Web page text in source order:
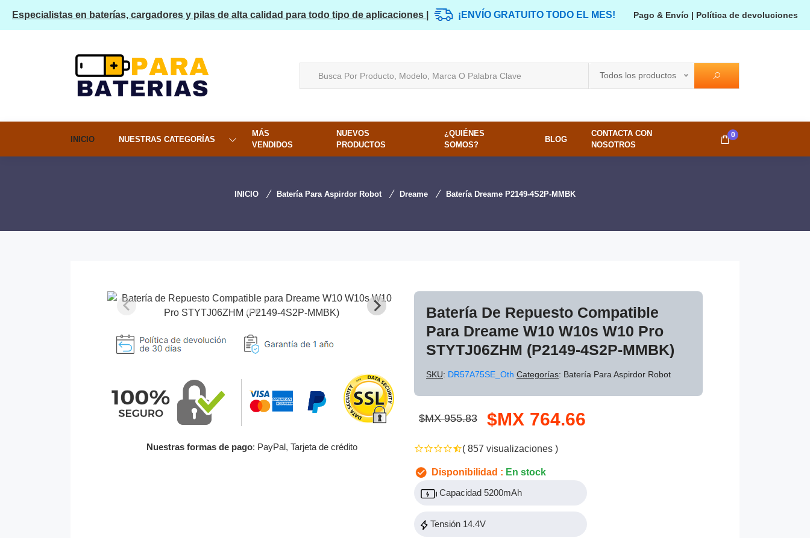
Especialistas en baterías, cargadores y pilas de alta calidad para todo tipo de aplicaciones | ¡ENVÍO GRATUITO TODO EL MES! Pago & Envío | Política de devoluciones
Todos los productos
INICIO NUESTRAS CATEGORÍAS
MÁS
VENDIDOS
NUEVOS
PRODUCTOS
¿QUIÉNES
SOMOS?
BLOG
CONTACTA CON
NOSOTROS
0
INICIO Batería Para Aspirdor Robot Dreame Batería Dreame P2149-4S2P-MMBK
Nuestras formas de pago: PayPal, Tarjeta de crédito
Batería De Repuesto Compatible
Para Dreame W10 W10s W10 Pro
STYTJ06ZHM (P2149-4S2P-MMBK)
SKU: DR57A75SE_Oth Categorías: Batería Para Aspirdor Robot
$MX 955.83 $MX 764.66
( 857 visualizaciones )
Disponibilidad : En stock
Capacidad 5200mAh
Tensión 14.4V